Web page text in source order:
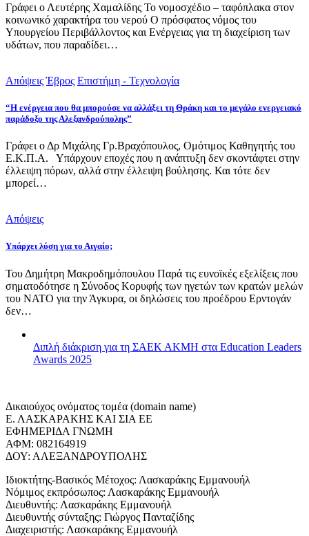
Γράφει ο Λευτέρης Χαμαλίδης Το νομοσχέδιο – ταφόπλακα στον
κοινωνικό χαρακτήρα του νερού Ο πρόσφατος νόμος του
Υπουργείου Περιβάλλοντος και Ενέργειας για τη διαχείριση των
υδάτων, που παραδίδει…
Απόψεις Έβρος Επιστήμη - Τεχνολογία
“Η ενέργεια που θα μπορούσε να αλλάξει τη Θράκη και το μεγάλο ενεργειακό
παράδοξο της Αλεξανδρούπολης”
Γράφει ο Δρ Μιχάλης Γρ.Βραχόπουλος, Ομότιμος Καθηγητής του
Ε.Κ.Π.Α. Υπάρχουν εποχές που η ανάπτυξη δεν σκοντάφτει στην
έλλειψη πόρων, αλλά στην έλλειψη βούλησης. Και τότε δεν
μπορεί…
Απόψεις
Υπάρχει λύση για το Αιγαίο;
Του Δημήτρη Μακροδημόπουλου Παρά τις ευνοϊκές εξελίξεις που
σηματοδότησε η Σύνοδος Κορυφής των ηγετών των κρατών μελών
του ΝΑΤΟ για την Άγκυρα, οι δηλώσεις του προέδρου Ερντογάν
δεν…
Διπλή διάκριση για τη ΣΑΕΚ ΑΚΜΗ στα Education Leaders
Awards 2025
Δικαιούχος ονόματος τομέα (domain name)
Ε. ΛΑΣΚΑΡΑΚΗΣ ΚΑΙ ΣΙΑ ΕΕ
ΕΦΗΜΕΡΙΔΑ ΓΝΩΜΗ
ΑΦΜ: 082164919
ΔΟΥ: ΑΛΕΞΑΝΔΡΟΥΠΟΛΗΣ
Ιδιοκτήτης-Βασικός Μέτοχος: Λασκαράκης Εμμανουήλ
Νόμιμος εκπρόσωπος: Λασκαράκης Εμμανουήλ
Διευθυντής: Λασκαράκης Εμμανουήλ
Διευθυντής σύνταξης: Γιώργος Πανταζίδης
Διαχειριστής: Λασκαράκης Εμμανουήλ